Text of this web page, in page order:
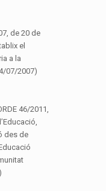
de 20 de
el
a la
07/2007)
46/2011,
des de